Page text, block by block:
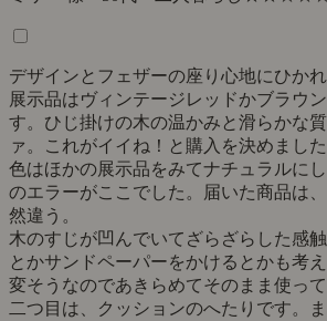
デザインとフェザーの座り心地にひかれ
展示品はヴィンテージレッドかブラウ
す。ひじ掛けの木の温かみと滑らかな
ァ。これがイイね！と購入を決めました
色はほかの展示品をみてナチュラルに
のエラーがここでした。届いた商品は
然違う。
木のすじが凹んでいてざらざらした感
とかサンドペーパーをかけるとかも考
変そうなのであきらめてそのまま使って
二つ目は、クッションのへたりです。